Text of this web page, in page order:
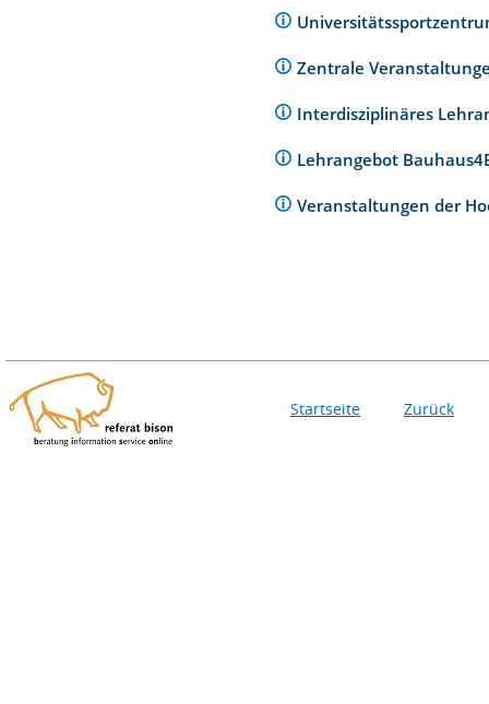
Zentrale
Interdisziplinäres
Lehrangebot
Veranstaltungen der
Startseite Zurück